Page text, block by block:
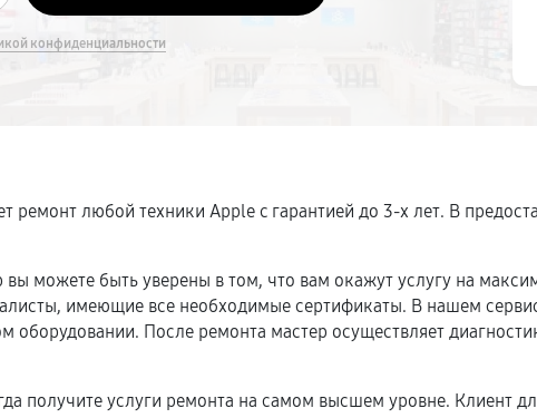
конфиденциальности
ремонт любой техники Apple c гарантией до 3-х лет. В
можете быть уверены в том, что вам окажут услугу на
имеющие все необходимые сертификаты. В нашем
После ремонта мастер осуществляет
получите услуги ремонта на самом высшем уровне. Клиент